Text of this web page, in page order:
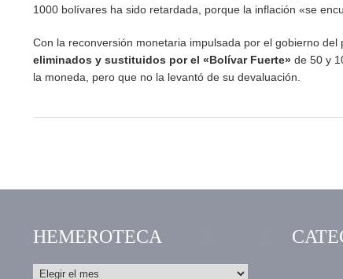
1000 bolívares ha sido retardada, porque la inflación «se
Con la reconversión monetaria impulsada por el gobierno del
eliminados y sustituidos por el «Bolívar Fuerte» de 50 y
la moneda, pero que no la levantó de su devaluación.
HEMEROTECA